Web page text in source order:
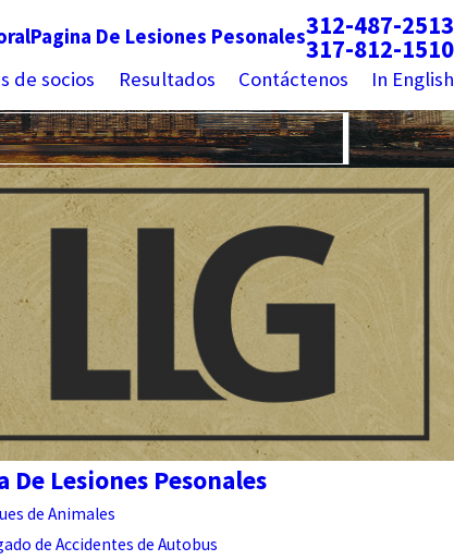
Pagina De Lesiones Pesonales312-487-2513
317-812-1510
de socios Resultados Contáctenos In English
De Lesiones Pesonales
de Animales
de Accidentes de Autobus